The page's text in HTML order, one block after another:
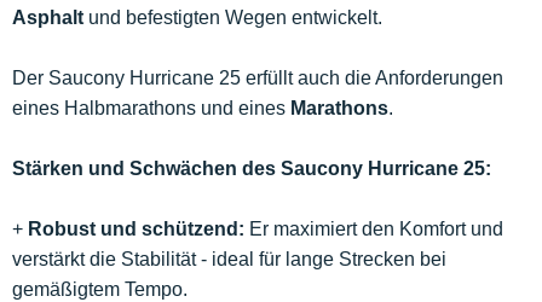
Asphalt und befestigten Wegen entwickelt.
Der Saucony Hurricane 25 erfüllt auch die Anforderungen
eines Halbmarathons und eines Marathons.
Stärken und Schwächen des Saucony Hurricane 25:
+ Robust und schützend: Er maximiert den Komfort und
verstärkt die Stabilität - ideal für lange Strecken bei
gemäßigtem Tempo.